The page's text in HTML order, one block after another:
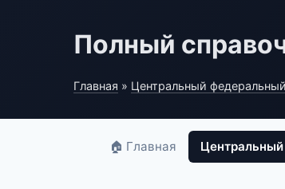
Полный
Главная » Центральный
🏠 Главная